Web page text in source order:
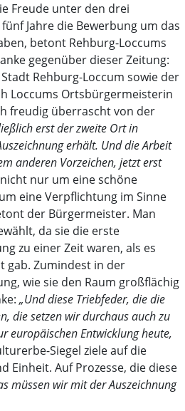
Freude unter den drei
Jahre die Bewerbung um das
betont Rehburg-Loccums
gegenüber dieser Zeitung:
Rehburg-Loccum sowie der
Loccums Ortsbürgermeisterin
freudig überrascht von der
erst der zweite Ort in
erhält. Und die Arbeit
anderen Vorzeichen, jetzt erst
nur um eine schöne
eine Verpflichtung im Sinne
der Bürgermeister. Man
da sie die erste
zu einer Zeit waren, als es
gab. Zumindest in der
wie sie den Raum großflächig
„Und diese Triebfeder, die die
die setzen wir durchaus auch zu
europäischen Entwicklung heute,
Siegel ziele auf die
Einheit. Auf Prozesse, die diese
müssen wir mit der Auszeichnung